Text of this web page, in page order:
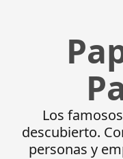
Los
descubierto.
personas y